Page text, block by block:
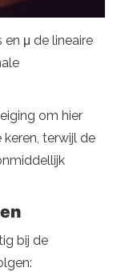
μ de lineaire
om hier
terwijl de
bij de